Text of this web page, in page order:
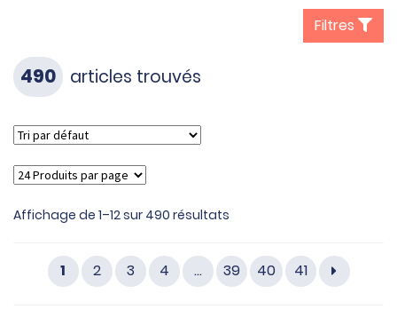
Filtres
490 articles trouvés
Affichage de 1–12 sur 490 résultats
1 2 3 4 … 39 40 41